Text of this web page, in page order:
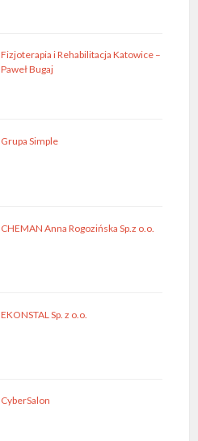
Fizjoterapia i Rehabilitacja Katowice –
Paweł Bugaj
Grupa Simple
CHEMAN Anna Rogozińska Sp.z o.o.
EKONSTAL Sp. z o.o.
CyberSalon